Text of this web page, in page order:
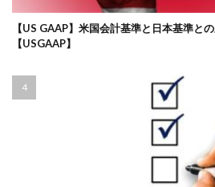
【US GAAP】米国会計基準と日本基準と
【USGAAP】